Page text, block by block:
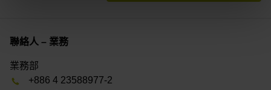
聯絡人 – 業務
業務部
+886 4 23588977-2